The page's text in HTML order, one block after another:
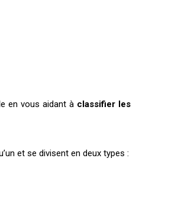
en vous aidant à classifier les
et se divisent en deux types :